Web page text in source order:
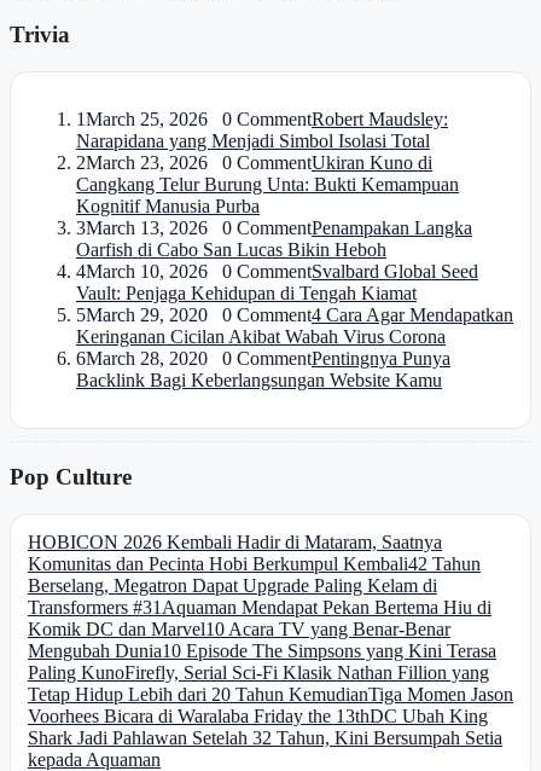
Trivia
1March 25, 2026 0 CommentRobert Maudsley:
Narapidana yang Menjadi Simbol Isolasi Total
2March 23, 2026 0 CommentUkiran Kuno di
Cangkang Telur Burung Unta: Bukti Kemampuan
Kognitif Manusia Purba
3March 13, 2026 0 CommentPenampakan Langka
Oarfish di Cabo San Lucas Bikin Heboh
4March 10, 2026 0 CommentSvalbard Global Seed
Vault: Penjaga Kehidupan di Tengah Kiamat
5March 29, 2020 0 Comment4 Cara Agar Mendapatkan
Keringanan Cicilan Akibat Wabah Virus Corona
6March 28, 2020 0 CommentPentingnya Punya
Backlink Bagi Keberlangsungan Website Kamu
Pop Culture
HOBICON 2026 Kembali Hadir di Mataram, Saatnya
Komunitas dan Pecinta Hobi Berkumpul Kembali42 Tahun
Berselang, Megatron Dapat Upgrade Paling Kelam di
Transformers #31 Aquaman Mendapat Pekan Bertema Hiu di
Komik DC dan Marvel10 Acara TV yang Benar-Benar
Mengubah Dunia10 Episode The Simpsons yang Kini Terasa
Paling KunoFirefly, Serial Sci-Fi Klasik Nathan Fillion yang
Tetap Hidup Lebih dari 20 Tahun KemudianTiga Momen Jason
Voorhees Bicara di Waralaba Friday the 13thDC Ubah King
Shark Jadi Pahlawan Setelah 32 Tahun, Kini Bersumpah Setia
kepada Aquaman